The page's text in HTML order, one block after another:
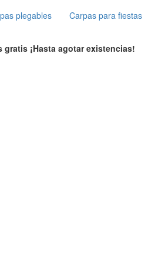
plegables Carpas para fiestas
gratis ¡Hasta agotar existencias!